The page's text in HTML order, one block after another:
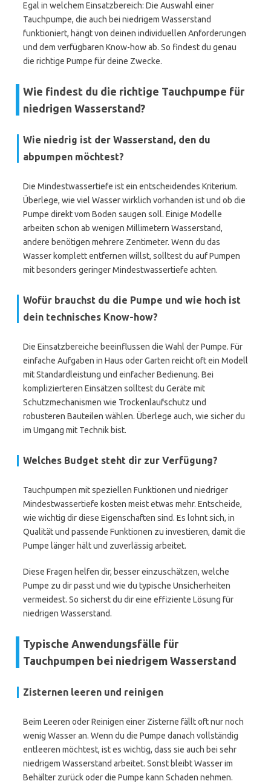
Egal in welchem Einsatzbereich: Die Auswahl einer
Tauchpumpe, die auch bei niedrigem Wasserstand
funktioniert, hängt von deinen individuellen Anforderungen
und dem verfügbaren Know-how ab. So findest du genau
die richtige Pumpe für deine Zwecke.
Wie findest du die richtige Tauchpumpe für
niedrigen Wasserstand?
Wie niedrig ist der Wasserstand, den du
abpumpen möchtest?
Die Mindestwassertiefe ist ein entscheidendes Kriterium.
Überlege, wie viel Wasser wirklich vorhanden ist und ob die
Pumpe direkt vom Boden saugen soll. Einige Modelle
arbeiten schon ab wenigen Millimetern Wasserstand,
andere benötigen mehrere Zentimeter. Wenn du das
Wasser komplett entfernen willst, solltest du auf Pumpen
mit besonders geringer Mindestwassertiefe achten.
Wofür brauchst du die Pumpe und wie hoch ist
dein technisches Know-how?
Die Einsatzbereiche beeinflussen die Wahl der Pumpe. Für
einfache Aufgaben in Haus oder Garten reicht oft ein Modell
mit Standardleistung und einfacher Bedienung. Bei
komplizierteren Einsätzen solltest du Geräte mit
Schutzmechanismen wie Trockenlaufschutz und
robusteren Bauteilen wählen. Überlege auch, wie sicher du
im Umgang mit Technik bist.
Welches Budget steht dir zur Verfügung?
Tauchpumpen mit speziellen Funktionen und niedriger
Mindestwassertiefe kosten meist etwas mehr. Entscheide,
wie wichtig dir diese Eigenschaften sind. Es lohnt sich, in
Qualität und passende Funktionen zu investieren, damit die
Pumpe länger hält und zuverlässig arbeitet.
Diese Fragen helfen dir, besser einzuschätzen, welche
Pumpe zu dir passt und wie du typische Unsicherheiten
vermeidest. So sicherst du dir eine effiziente Lösung für
niedrigen Wasserstand.
Typische Anwendungsfälle für
Tauchpumpen bei niedrigem Wasserstand
Zisternen leeren und reinigen
Beim Leeren oder Reinigen einer Zisterne fällt oft nur noch
wenig Wasser an. Wenn du die Pumpe danach vollständig
entleeren möchtest, ist es wichtig, dass sie auch bei sehr
niedrigem Wasserstand arbeitet. Sonst bleibt Wasser im
Behälter zurück oder die Pumpe kann Schaden nehmen.